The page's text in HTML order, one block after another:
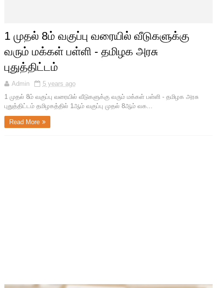
1 முதல் 8ம் வகுப்பு வரையில் வீடுகளுக்கு
வரும் மக்கள் பள்ளி - தமிழக அரசு
புதுத்திட்டம்
Admin
5 years ago
1 முதல் 8ம் வகுப்பு வரையில் வீடுகளுக்கு வரும் மக்கள் பள்ளி - தமிழக அரசு
புதுத்திட்டம் தமிழகத்தில் 1ஆம் வகுப்பு முதல் 8ஆம் வக...
Read More